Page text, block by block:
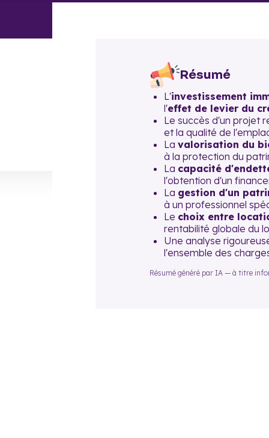
Résumé
L'investissement
l'effet de levier du
Le succès d'un projet
et la qualité de
La valorisation du
à la protection du
La capacité
l'obtention d'un
La gestion d'un
à un professionnel
Le choix entre
rentabilité globale du
Une analyse
l'ensemble des
Résumé généré par IA — à titre